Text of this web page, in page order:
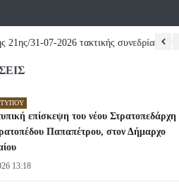
ΤΎΠΟΥ
επίσκεψη του νέου Στρατοπεδάρχη
Παπαπέτρου, στον Δήμαρχο
13:18